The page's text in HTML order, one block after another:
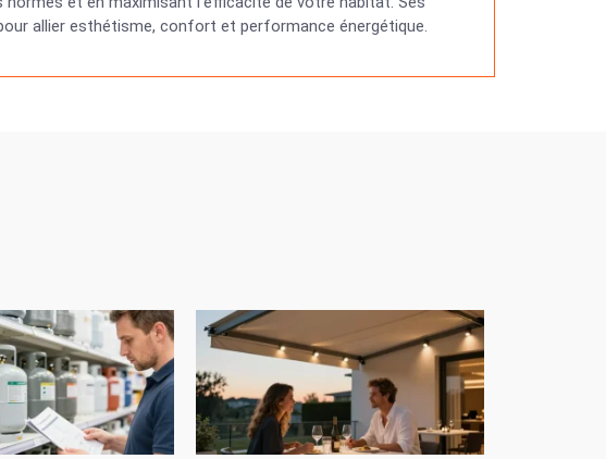
allier esthétisme, confort et performance énergétique.